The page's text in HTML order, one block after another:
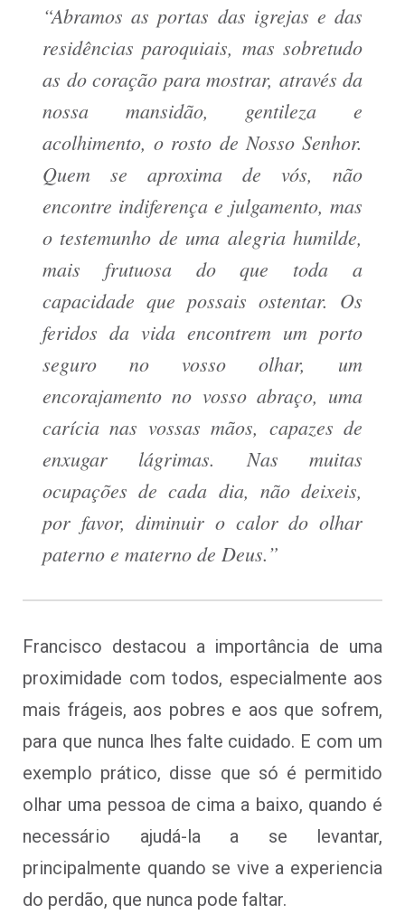
“Abramos as portas das igrejas e das
residências paroquiais, mas sobretudo
as do coração para mostrar, através da
nossa mansidão, gentileza e
acolhimento, o rosto de Nosso Senhor.
Quem se aproxima de vós, não
encontre indiferença e julgamento, mas
o testemunho de uma alegria humilde,
mais frutuosa do que toda a
capacidade que possais ostentar. Os
feridos da vida encontrem um porto
seguro no vosso olhar, um
encorajamento no vosso abraço, uma
carícia nas vossas mãos, capazes de
enxugar lágrimas. Nas muitas
ocupações de cada dia, não deixeis,
por favor, diminuir o calor do olhar
paterno e materno de Deus.”
Francisco destacou a importância de uma
proximidade com todos, especialmente aos
mais frágeis, aos pobres e aos que sofrem,
para que nunca lhes falte cuidado. E com um
exemplo prático, disse que só é permitido
olhar uma pessoa de cima a baixo, quando é
necessário ajudá-la a se levantar,
principalmente quando se vive a experiencia
do perdão, que nunca pode faltar.